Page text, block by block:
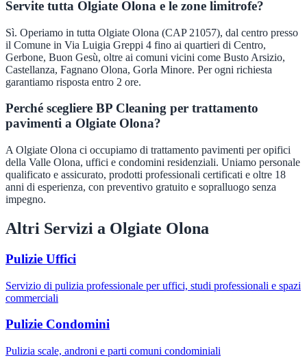
Servite tutta Olgiate Olona e le zone limitrofe?
Sì. Operiamo in tutta Olgiate Olona (CAP 21057), dal centro presso
il Comune in Via Luigia Greppi 4 fino ai quartieri di Centro,
Gerbone, Buon Gesù, oltre ai comuni vicini come Busto Arsizio,
Castellanza, Fagnano Olona, Gorla Minore. Per ogni richiesta
garantiamo risposta entro 2 ore.
Perché scegliere BP Cleaning per trattamento
pavimenti a Olgiate Olona?
A Olgiate Olona ci occupiamo di trattamento pavimenti per opifici
della Valle Olona, uffici e condomini residenziali. Uniamo personale
qualificato e assicurato, prodotti professionali certificati e oltre 18
anni di esperienza, con preventivo gratuito e sopralluogo senza
impegno.
Altri Servizi a Olgiate Olona
Pulizie Uffici
Servizio di pulizia professionale per uffici, studi professionali e spazi
commerciali
Pulizie Condomini
Pulizia scale, androni e parti comuni condominiali